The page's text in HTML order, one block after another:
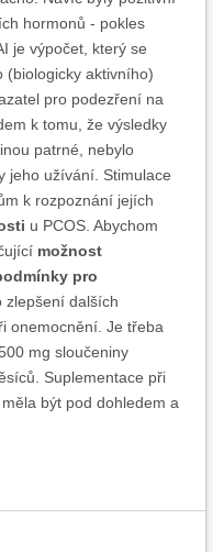
hormonů - pokles
je výpočet, který se
(biologicky aktivního)
pro podezření na
k tomu, že výsledky
patrné, nebylo
jeho užívání. Stimulace
k rozpoznání jejích
u PCOS. Abychom
možnost
pro
zlepšení dalších
onemocnění. Je třeba
mg sloučeniny
Suplementace při
být pod dohledem a